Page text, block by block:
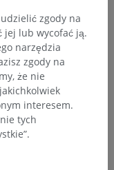
zgody na
jej lub wycofać ją.
narzędzia
zgody na
że nie
interesem.
tych